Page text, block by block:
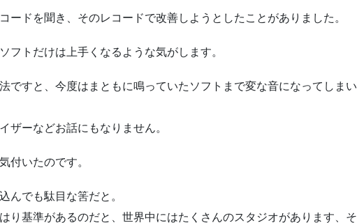
ードを聞き、そのレコードで改善しようとしたことがありました。
フトだけは上手くなるような気がします。
ですと、今度はまともに鳴っていたソフトまで変な音になってしまい
ザーなどお話にもなりません。
付いたのです。
んでも駄目な筈だと。
り基準があるのだと、世界中にはたくさんのスタジオがあります、そ